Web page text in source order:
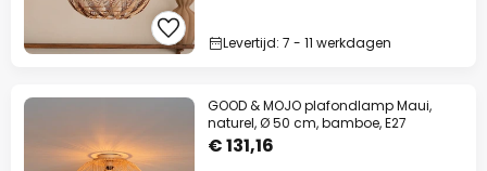
Levertijd: 7 - 11 werkdagen
GOOD & MOJO plafondlamp Maui,
naturel, Ø 50 cm, bamboe, E27
€ 131,16